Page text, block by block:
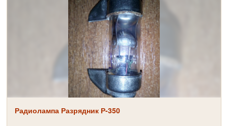
Радиолампа Разрядник Р-350